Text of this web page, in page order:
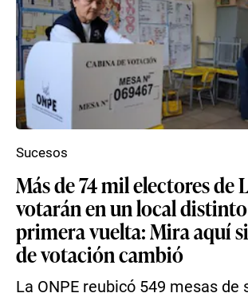
Más de 74 mil electores de
votarán en un local
primera vuelta: Mira aquí
de votación cambió
La ONPE reubicó 549 mesas de
Sucesos